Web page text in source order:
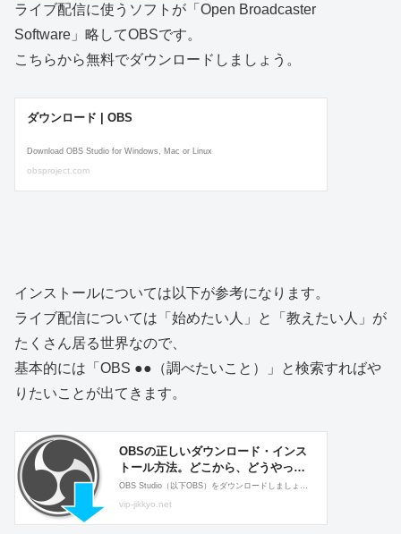
ライブ配信に使うソフトが「Open Broadcaster
Software」略してOBSです。
こちらから無料でダウンロードしましょう。
インストールについては以下が参考になります。
ライブ配信については「始めたい人」と「教えたい人」が
たくさん居る世界なので、
基本的には「OBS ●●（調べたいこと）」と検索すればや
りたいことが出てきます。